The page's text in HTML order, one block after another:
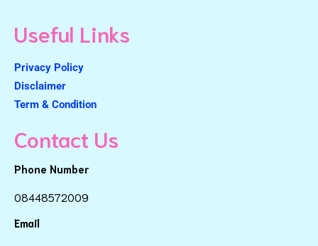
Useful Links
Privacy Policy
Disclaimer
Term & Condition
Contact Us
Phone Number
08448572009
Email